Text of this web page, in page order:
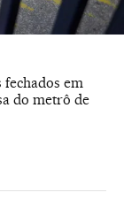
em
do metrô de